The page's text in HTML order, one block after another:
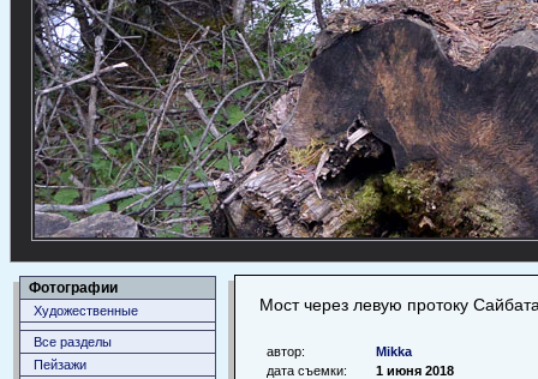
Фотографии
Художественные
Все разделы
Пейзажи
Мост через левую протоку
автор:
Mikka
дата съемки:
1 июня 2018